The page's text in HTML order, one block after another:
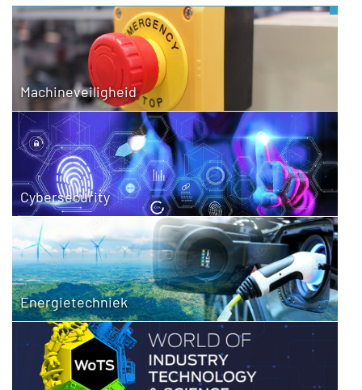
Machineveiligheid
Cybersecurity
Energietechniek